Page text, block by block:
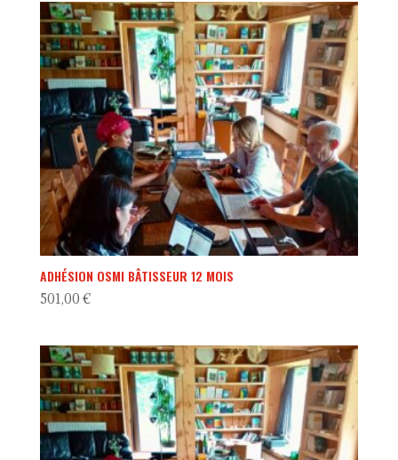
ADHÉSION OSMI BÂTISSEUR 12 MOIS
501,00 €